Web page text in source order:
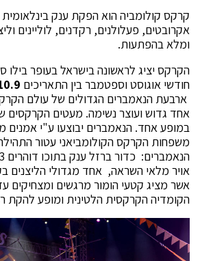
קרקס קולומביה הוא הפקת ענק
אקרובטים, פעלולנים, רקדנים, לוליינים
ומלא בהפתעות.
הקרקס יציג לראשונה בישראל בעופר
חודשי אוגוסט וספטמבר בין התאריכים
ארבעת הנאמברים הגדולים של עולם
אחד גדוש ועוצר נשימה. מעטים הקרקסים
במופע אחד. הנאמברים יבוצעו ע"י אמנים
משפחות הקרקס הקולומביאני עטור התהילה
אויר מלאי השראה, אחד מגדולי הליצנים
אשר מציג קטעי הומור מרגשים ומצחיקים
הקומדיה הקרקסית הלטינית ומופע להקת